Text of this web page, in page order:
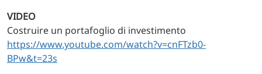
VIDEO
Costruire un portafoglio di investimento
https://www.youtube.com/watch?v=cnFTzb0-
BPw&t=23s